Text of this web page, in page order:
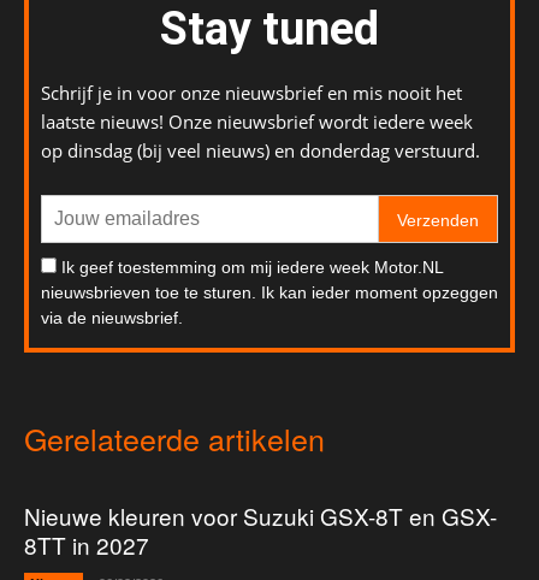
Stay tuned
Schrijf je in voor onze nieuwsbrief en mis nooit het
laatste nieuws! Onze nieuwsbrief wordt iedere week
op dinsdag (bij veel nieuws) en donderdag verstuurd.
Verzenden
Ik geef toestemming om mij iedere week Motor.NL
nieuwsbrieven toe te sturen. Ik kan ieder moment opzeggen
via de nieuwsbrief.
Gerelateerde artikelen
Nieuwe kleuren voor Suzuki GSX-8T en GSX-
8TT in 2027